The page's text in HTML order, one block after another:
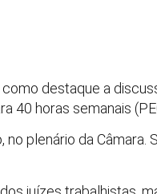
destaque a
40 horas semanais
plenário da Câmara.